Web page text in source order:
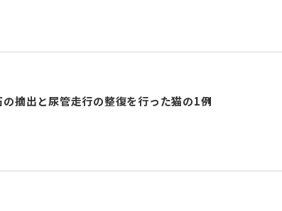
摘出と尿管走行の整復を行った猫の1例